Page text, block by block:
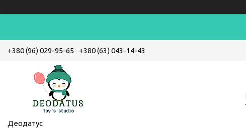
+380 (96) 029-95-65 +380 (63) 043-14-43
Деодатус